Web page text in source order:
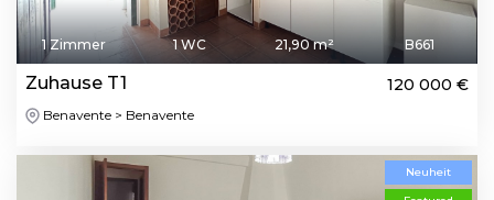
1 Zimmer 1 WC 21,90 m² B661
Zuhause T1 120 000 €
Benavente > Benavente
Neuheit